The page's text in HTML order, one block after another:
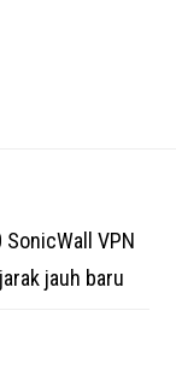
SonicWall VPN
jauh baru